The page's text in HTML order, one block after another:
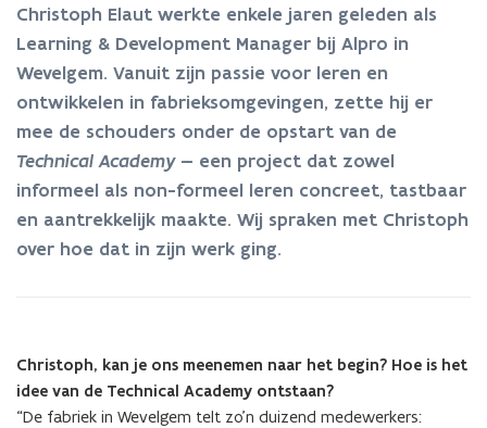
praktijk:
zo
Alpro
aan
een
sterk
leerklimaat
op
Christoph Elaut werkte enkele jaren geleden als
Learning & Development Manager bij Alpro in
Wevelgem. Vanuit zijn passie voor leren en
ontwikkelen in fabrieksomgevingen, zette hij er
mee de schouders onder de opstart van de
Technical Academy— een project dat zowel
informeel als non-formeel leren concreet, tastbaar
en aantrekkelijk maakte. Wij spraken met Christoph
over hoe dat in zijn werk ging.
Christoph, kan je ons meenemen naar het begin? Hoe is het
idee van de Technical Academy ontstaan?
“De fabriek in Wevelgem telt zo’n duizend medewerkers: